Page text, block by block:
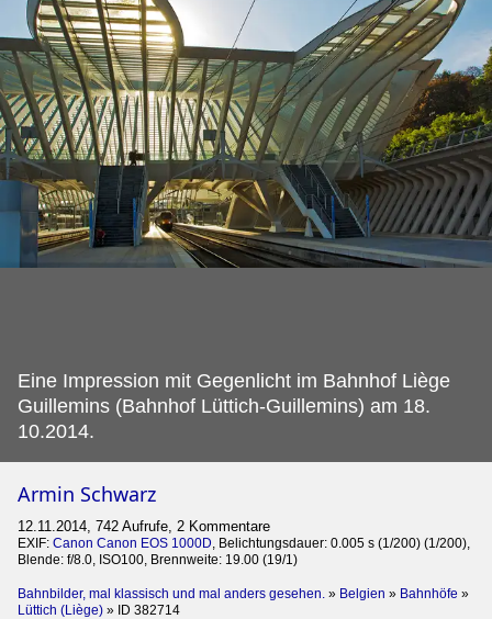
Eine Impression mit Gegenlicht im Bahnhof Liège
Guillemins (Bahnhof Lüttich-Guillemins) am 18.
10.2014.
Armin Schwarz
12.11.2014, 742 Aufrufe, 2 Kommentare
EXIF: Canon Canon EOS 1000D, Belichtungsdauer: 0.005 s (1/200) (1/200),
Blende: f/8.0, ISO100, Brennweite: 19.00 (19/1)
Bahnbilder, mal klassisch und mal anders gesehen. » Belgien » Bahnhöfe »
Lüttich (Liège) » ID 382714